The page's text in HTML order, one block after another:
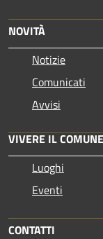
NOVITÀ
Notizie
Comunicati
Avvisi
VIVERE IL COMUNE
Luoghi
Eventi
CONTATTI